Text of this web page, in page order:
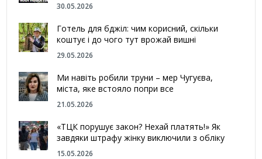
30.05.2026
Готель для бджіл: чим корисний, скільки
коштує і до чого тут врожай вишні
29.05.2026
Ми навіть робили труни – мер Чугуєва,
міста, яке встояло попри все
21.05.2026
«ТЦК порушує закон? Нехай платять!» Як
завдяки штрафу жінку виключили з обліку
15.05.2026